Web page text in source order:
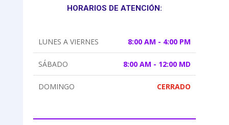
HORARIOS DE ATENCIÓN:
LUNES A VIERNES 8:00 AM - 4:00 PM
SÁBADO 8:00 AM - 12:00 MD
DOMINGO CERRADO